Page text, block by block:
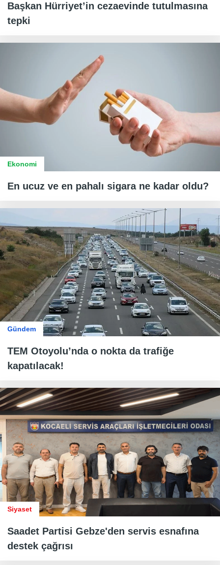
Başkan Hürriyet’in cezaevinde tutulmasına
tepki
Ekonomi
En ucuz ve en pahalı sigara ne kadar oldu?
Gündem
TEM Otoyolu’nda o nokta da trafiğe
kapatılacak!
Siyaset
Saadet Partisi Gebze'den servis esnafına
destek çağrısı